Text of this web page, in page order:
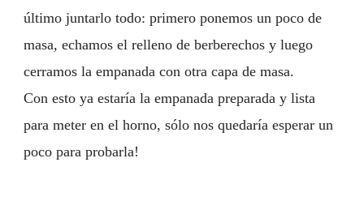
último juntarlo todo: primero ponemos un poco de
masa, echamos el relleno de berberechos y luego
cerramos la empanada con otra capa de masa.
Con esto ya estaría la empanada preparada y lista
para meter en el horno, sólo nos quedaría esperar un
poco para probarla!